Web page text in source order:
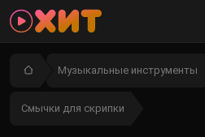
Музыкальные инструменты
Смычки для скрипки